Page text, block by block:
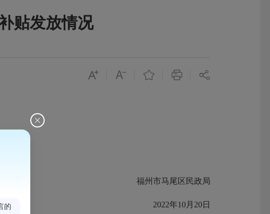
贴发放情况
福州市马尾区民政局
2022年10月20日
的